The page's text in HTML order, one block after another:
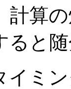
計算
ると
イミ